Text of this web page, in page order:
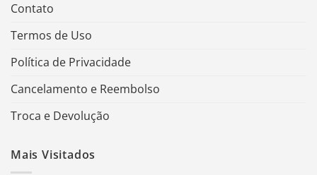
Contato
Termos de Uso
Política de Privacidade
Cancelamento e Reembolso
Troca e Devolução
Mais Visitados